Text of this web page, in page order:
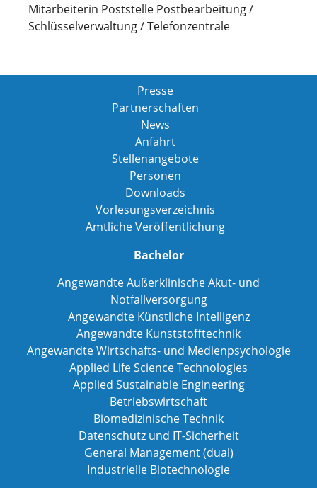
Mitarbeiterin Poststelle Postbearbeitung /
Schlüsselverwaltung / Telefonzentrale
Presse
Partnerschaften
News
Anfahrt
Stellenangebote
Personen
Downloads
Vorlesungsverzeichnis
Amtliche Veröffentlichung
Bachelor
Angewandte Außerklinische Akut- und
Notfallversorgung
Angewandte Künstliche Intelligenz
Angewandte Kunststofftechnik
Angewandte Wirtschafts- und Medienpsychologie
Applied Life Science Technologies
Applied Sustainable Engineering
Betriebswirtschaft
Biomedizinische Technik
Datenschutz und IT-Sicherheit
General Management (dual)
Industrielle Biotechnologie